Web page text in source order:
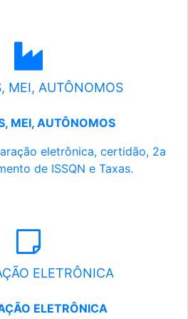
MEI, AUTÔNOMOS
MEI, AUTÔNOMOS
eletrônica, certidão, 2a
de ISSQN e Taxas.
ELETRÔNICA
ELETRÔNICA